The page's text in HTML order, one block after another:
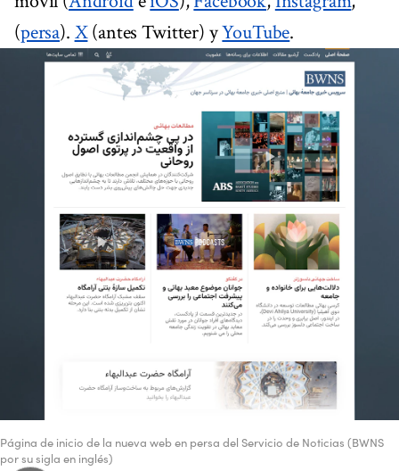
(persa). X(antes Twitter) yYouTube.
Página de inicio de la nueva web en persa del Servicio de Noticias (BWNS
por su sigla en inglés)